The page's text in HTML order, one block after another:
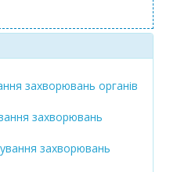
захворювань органів
захворювань
захворювань